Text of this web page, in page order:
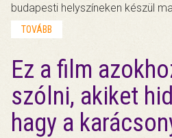
budapesti helyszíneken készül
TOVÁBB
Ez a film
szólni, akiket
hagy a